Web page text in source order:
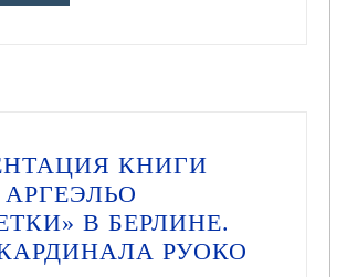
КНИГИ
В БЕРЛИНЕ.
РУОКО